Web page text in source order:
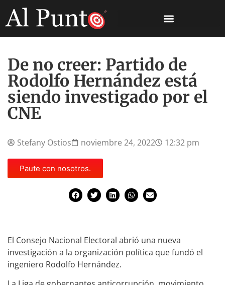
De no creer: Partido de
Rodolfo Hernández está
siendo investigado por el
CNE
Stefany Ostios noviembre 24, 2022 12:32 pm
Paute con nosotros.
El Consejo Nacional Electoral abrió una nueva
investigación a la organización política que fundó el
ingeniero Rodolfo Hernández.